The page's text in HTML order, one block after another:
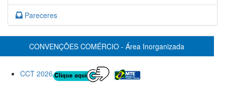
Pareceres
CONVENÇÕES COMÉRCIO - Área Inorganizada
CCT 2026